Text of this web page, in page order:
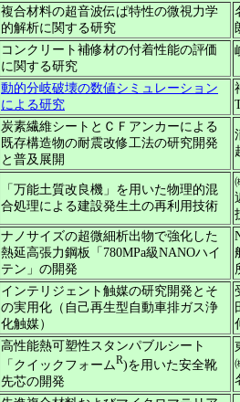
複合材料の超音波伝ぱ特性の微視力学
的解析に関する研究
コンクリート補修材の付着性能の評価
に関する研究
動的分岐破壊の数値シミュレーション
による研究
炭素繊維シートとＣＦアンカーによる
既存構造物の耐震改修工法の研究開発
と普及展開
「万能土質改良機」を用いた物理的混
合処理による建設発生土の再利用技術
ナノサイズの超微細析出物で強化した
熱延高張力鋼板「780MPa級NANOハイ
テン」の開発
インテリジェント触媒の研究開発とそ
の実用化（自己再生型自動車排ガス浄
化触媒）
高性能熱可塑性スタンパブルシート
「クイックフォームR)を用いた安全靴
先芯の開発